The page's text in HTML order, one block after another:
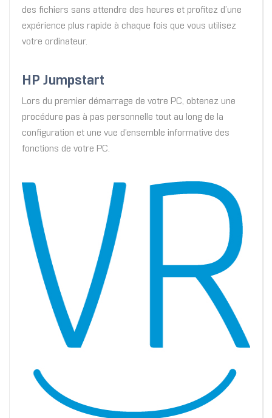
des fichiers sans attendre des heures et profitez d’une
expérience plus rapide à chaque fois que vous utilisez
votre ordinateur.
HP Jumpstart
Lors du premier démarrage de votre PC, obtenez une
procédure pas à pas personnelle tout au long de la
configuration et une vue d’ensemble informative des
fonctions de votre PC.